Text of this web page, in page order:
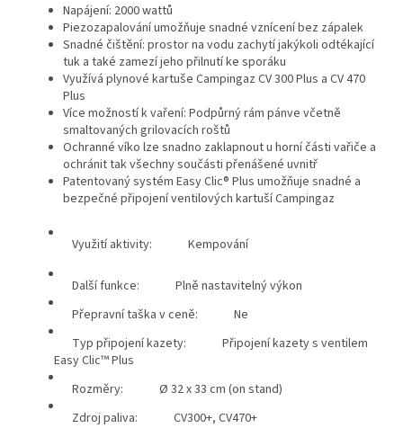
Napájení: 2000 wattů
Piezozapalování umožňuje snadné vznícení bez zápalek
Snadné čištění: prostor na vodu zachytí jakýkoli odtékající
tuk a také zamezí jeho přilnutí ke sporáku
Využívá plynové kartuše Campingaz CV 300 Plus a CV 470
Plus
Více možností k vaření: Podpůrný rám pánve včetně
smaltovaných grilovacích roštů
Ochranné víko lze snadno zaklapnout u horní části vařiče a
ochránit tak všechny součásti přenášené uvnitř
Patentovaný systém Easy Clic® Plus umožňuje snadné a
bezpečné připojení ventilových kartuší Campingaz
Využití aktivity: Kempování
Další funkce:
Plně nastavitelný výkon
Přepravní taška v ceně:
Ne
Typ připojení kazety:
Připojení kazety s ventilem
Easy Clic™ Plus
Rozměry:
Ø 32 x 33 cm (on stand)
Zdroj paliva:
CV300+, CV470+